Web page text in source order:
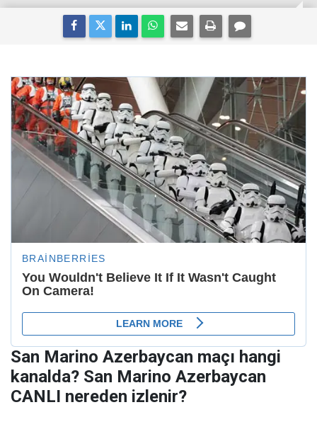
San Marino Azerbaycan maçı hangi
kanalda? San Marino Azerbaycan
CANLI nereden izlenir?